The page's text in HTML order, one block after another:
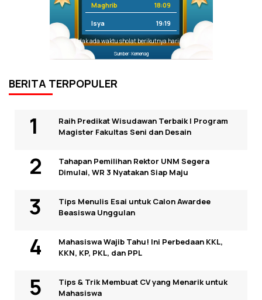
Maghrib 18:09
Isya 19:19
Tidak ada waktu sholat berikutnya hari ini.
Sumber: Kemenag
BERITA TERPOPULER
Raih Predikat Wisudawan Terbaik I Program
Magister Fakultas Seni dan Desain
Tahapan Pemilihan Rektor UNM Segera
Dimulai, WR 3 Nyatakan Siap Maju
Tips Menulis Esai untuk Calon Awardee
Beasiswa Unggulan
Mahasiswa Wajib Tahu! Ini Perbedaan KKL,
KKN, KP, PKL, dan PPL
Tips & Trik Membuat CV yang Menarik untuk
Mahasiswa